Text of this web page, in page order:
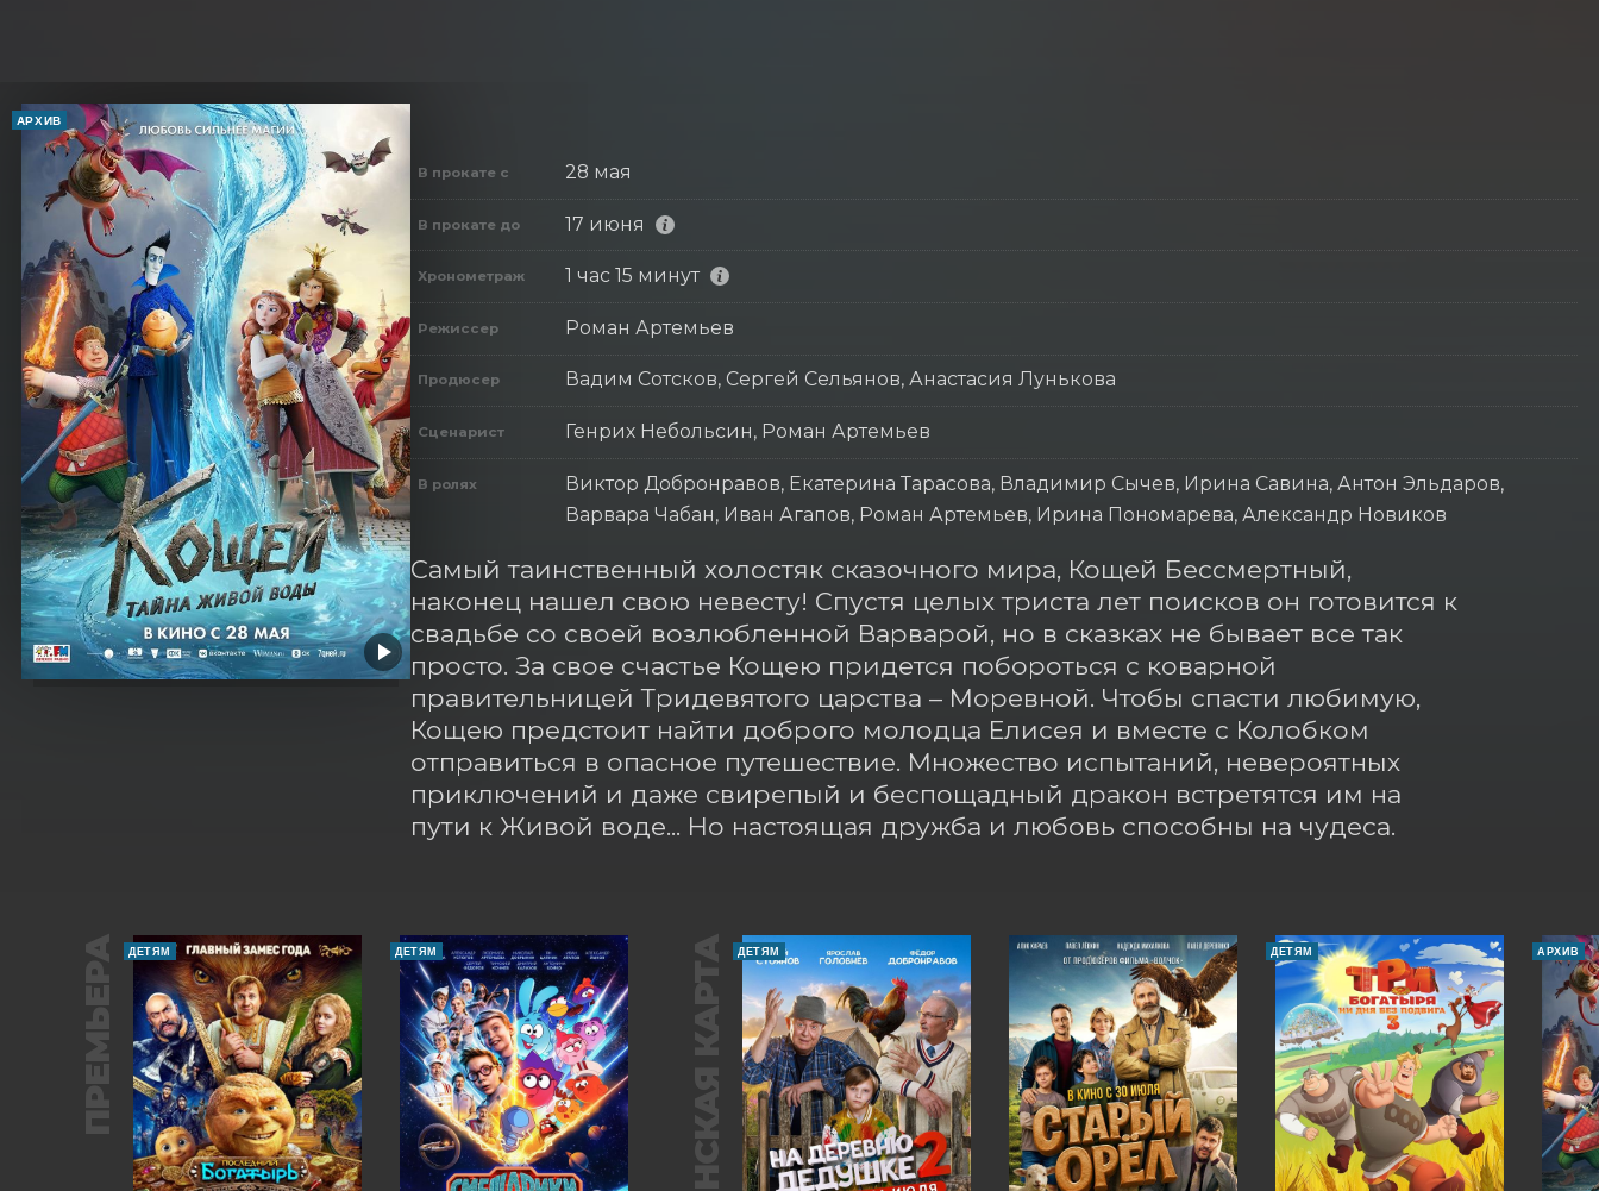
АРХИВ
В прокате с 28 мая
В прокате до 17 июня
Хронометраж 1 час 15 минут
Режиссер Роман Артемьев
Продюсер Вадим Сотсков, Сергей Сельянов, Анастасия Лунькова
Сценарист Генрих Небольсин, Роман Артемьев
В ролях
Виктор Добронравов, Екатерина Тарасова, Владимир Сычев, Ирина Савина, Антон Эльдаров,
Варвара Чабан, Иван Агапов, Роман Артемьев, Ирина Пономарева, Александр Новиков
Самый таинственный холостяк сказочного мира, Кощей Бессмертный,
наконец нашел свою невесту! Спустя целых триста лет поисков он готовится к
свадьбе со своей возлюбленной Варварой, но в сказках не бывает все так
просто. За свое счастье Кощею придется побороться с коварной
правительницей Тридевятого царства – Моревной. Чтобы спасти любимую,
Кощею предстоит найти доброго молодца Елисея и вместе с Колобком
отправиться в опасное путешествие. Множество испытаний, невероятных
приключений и даже свирепый и беспощадный дракон встретятся им на
пути к Живой воде... Но настоящая дружба и любовь способны на чудеса.
ПРЕМЬЕРА ДЕТЯМ ДЕТЯМ ДЕТЯМ ДЕТЯМ АРХИВ